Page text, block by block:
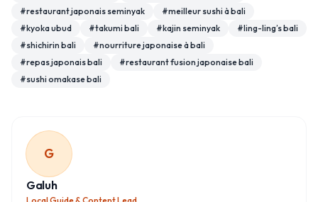
#restaurant japonais seminyak #meilleur sushi à bali
#kyoka ubud #takumi bali #kajin seminyak #ling-ling’s bali
#shichirin bali #nourriture japonaise à bali
#repas japonais bali #restaurant fusion japonaise bali
#sushi omakase bali
G
Galuh